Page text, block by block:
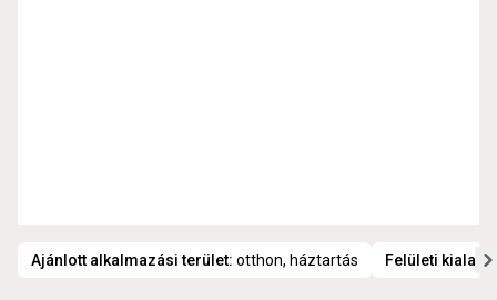
Ajánlott alkalmazási terület: otthon, háztartás Felületi